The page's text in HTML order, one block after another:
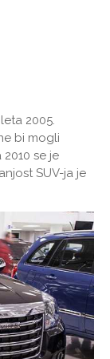
2005.
bi mogli
se je
SUV-ja je